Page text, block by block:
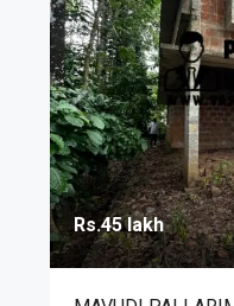
Rs.45 lakh